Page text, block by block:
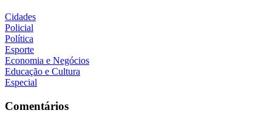
Cidades
Policial
Política
Esporte
Economia e Negócios
Educação e Cultura
Especial
Comentários